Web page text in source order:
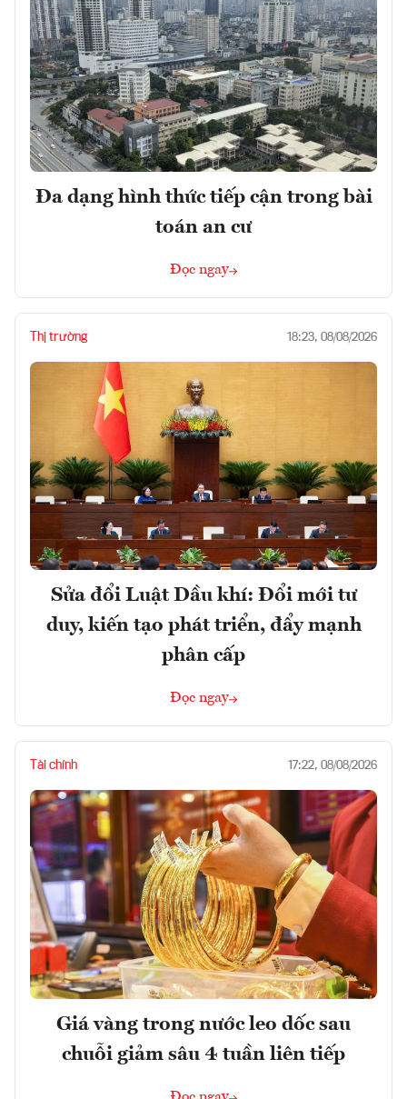
Đa dạng hình thức tiếp cận trong bài
toán an cư
Đọc ngay
Thị trường 18:23, 08/08/2026
Sửa đổi Luật Dầu khí: Đổi mới tư
duy, kiến tạo phát triển, đẩy mạnh
phân cấp
Đọc ngay
Tài chính 17:22, 08/08/2026
Giá vàng trong nước leo dốc sau
chuỗi giảm sâu 4 tuần liên tiếp